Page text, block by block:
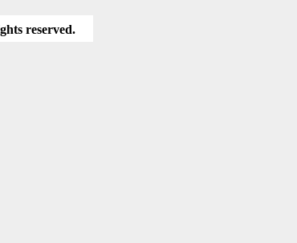
reserved.